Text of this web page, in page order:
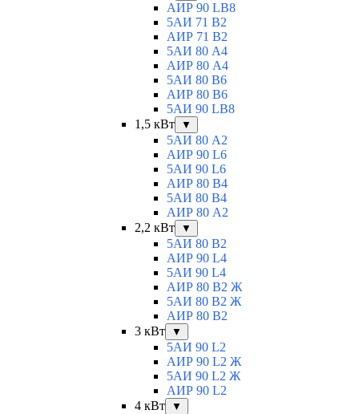
АИР 90 LB8
5АИ 71 B2
АИР 71 В2
5АИ 80 A4
АИР 80 А4
5АИ 80 В6
АИР 80 B6
5АИ 90 LB8
1,5 кВт
▼
5АИ 80 A2
АИР 90 L6
5АИ 90 L6
АИР 80 B4
5АИ 80 B4
АИР 80 А2
2,2 кВт
▼
5АИ 80 B2
АИР 90 L4
5АИ 90 L4
АИР 80 В2 Ж
5АИ 80 В2 Ж
АИР 80 B2
3 кВт
▼
5АИ 90 L2
АИР 90 L2 Ж
5АИ 90 L2 Ж
АИР 90 L2
4 кВт
▼